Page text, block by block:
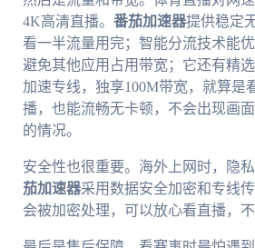
4K高清直播。 番茄加速器提供稳定
看一半流量用完；智能分流技术能优
避免其他应用占用带宽；它还有精
加速专线，独享100M带宽，就算是
播，也能流畅无卡顿，不会出现画
的情况。
安全性也很重要。海外上网时，隐私
茄加速器采用数据安全加密和专线
会被加密处理，可以放心看直播，不